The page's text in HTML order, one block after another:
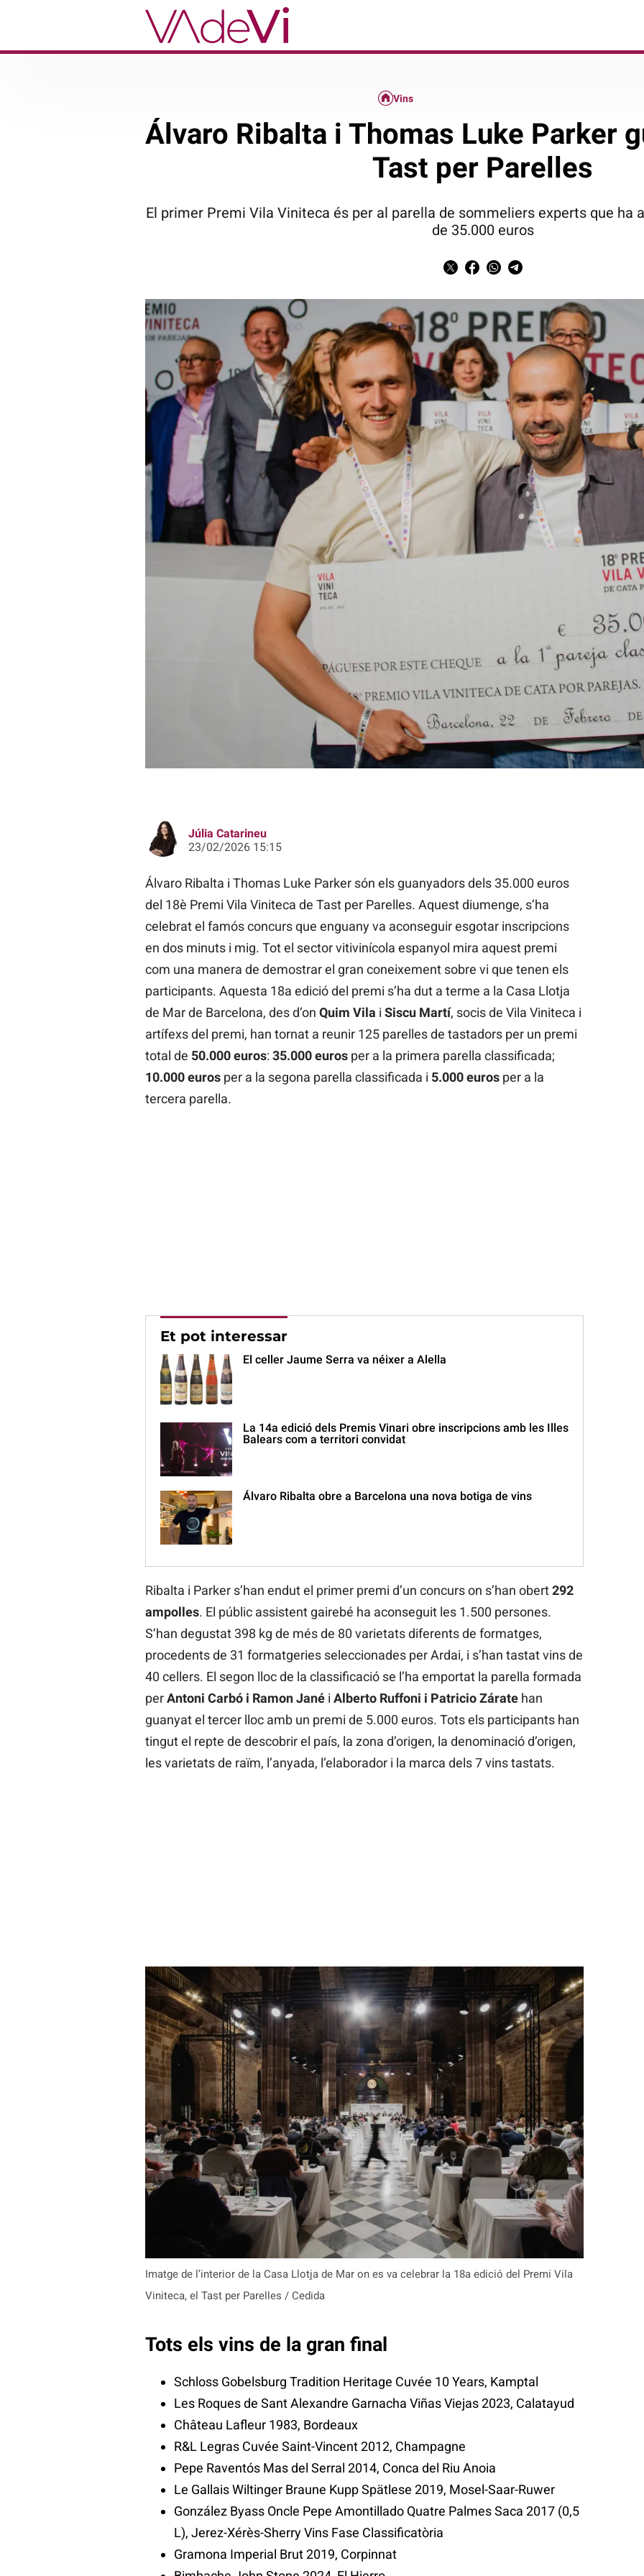
Thomas Luke Parker i Álvaro Ribalta, guanyadors del Premi Vila Viniteca, Tast per Parelles /
Vins
Álvaro Ribalta i Thomas Luke Parker
Tast per Parelles
El primer Premi Vila Viniteca és per al parella de sommeliers experts que ha
de 35.000 euros
Júlia Catarineu
23/02/2026 15:15
Álvaro Ribalta i Thomas Luke Parker són els guanyadors dels 35.000 euros
del 18è Premi Vila Viniteca de Tast per Parelles. Aquest diumenge, s’ha
celebrat el famós concurs que enguany va aconseguir esgotar inscripcions
en dos minuts i mig. Tot el sector vitivinícola espanyol mira aquest premi
com una manera de demostrar el gran coneixement sobre vi que tenen els
participants. Aquesta 18a edició del premi s’ha dut a terme a la Casa Llotja
de Mar de Barcelona, des d’on Quim Vila i Siscu Martí, socis de Vila Viniteca i
artífexs del premi, han tornat a reunir 125 parelles de tastadors per un premi
total de 50.000 euros: 35.000 eurosper a la primera parella classificada;
10.000 eurosper a la segona parella classificada i 5.000 eurosper a la
tercera parella.
Et pot interessar
El celler Jaume Serra va néixer a Alella
La 14a edició dels Premis Vinari obre inscripcions amb les Illes
Balears com a territori convidat
Álvaro Ribalta obre a Barcelona una nova botiga de vins
Ribalta i Parker s’han endut el primer premi d’un concurs on s’han obert292
ampolles. El públic assistent gairebé ha aconseguit les 1.500 persones.
S’han degustat 398 kg de més de 80 varietats diferents de formatges,
procedents de 31 formatgeries seleccionades per Ardai, i s’han tastat vins de
40 cellers. El segon lloc de la classificació se l’ha emportat la parella formada
perAntoni Carbó i Ramon Janéi Alberto Ruffoni i Patricio Záratehan
guanyat el tercer lloc amb un premi de 5.000 euros. Tots els participants han
tingut el repte de descobrir el país, la zona d’origen, la denominació d’origen,
les varietats de raïm, l’anyada, l’elaborador i la marca dels 7 vins tastats.
Imatge de l’interior de la Casa Llotja de Mar on es va celebrar la 18a edició del Premi Vila
Viniteca, el Tast per Parelles / Cedida
Tots els vins de la gran final
Schloss Gobelsburg Tradition Heritage Cuvée 10 Years, Kamptal
Les Roques de Sant Alexandre Garnacha Viñas Viejas 2023, Calatayud
Château Lafleur 1983, Bordeaux
R&L Legras Cuvée Saint-Vincent 2012, Champagne
Pepe Raventós Mas del Serral 2014, Conca del Riu Anoia
Le Gallais Wiltinger Braune Kupp Spätlese 2019, Mosel-Saar-Ruwer
González Byass Oncle Pepe Amontillado Quatre Palmes Saca 2017 (0,5
L), Jerez-Xérès-Sherry Vins Fase Classificatòria
Gramona Imperial Brut 2019, Corpinnat